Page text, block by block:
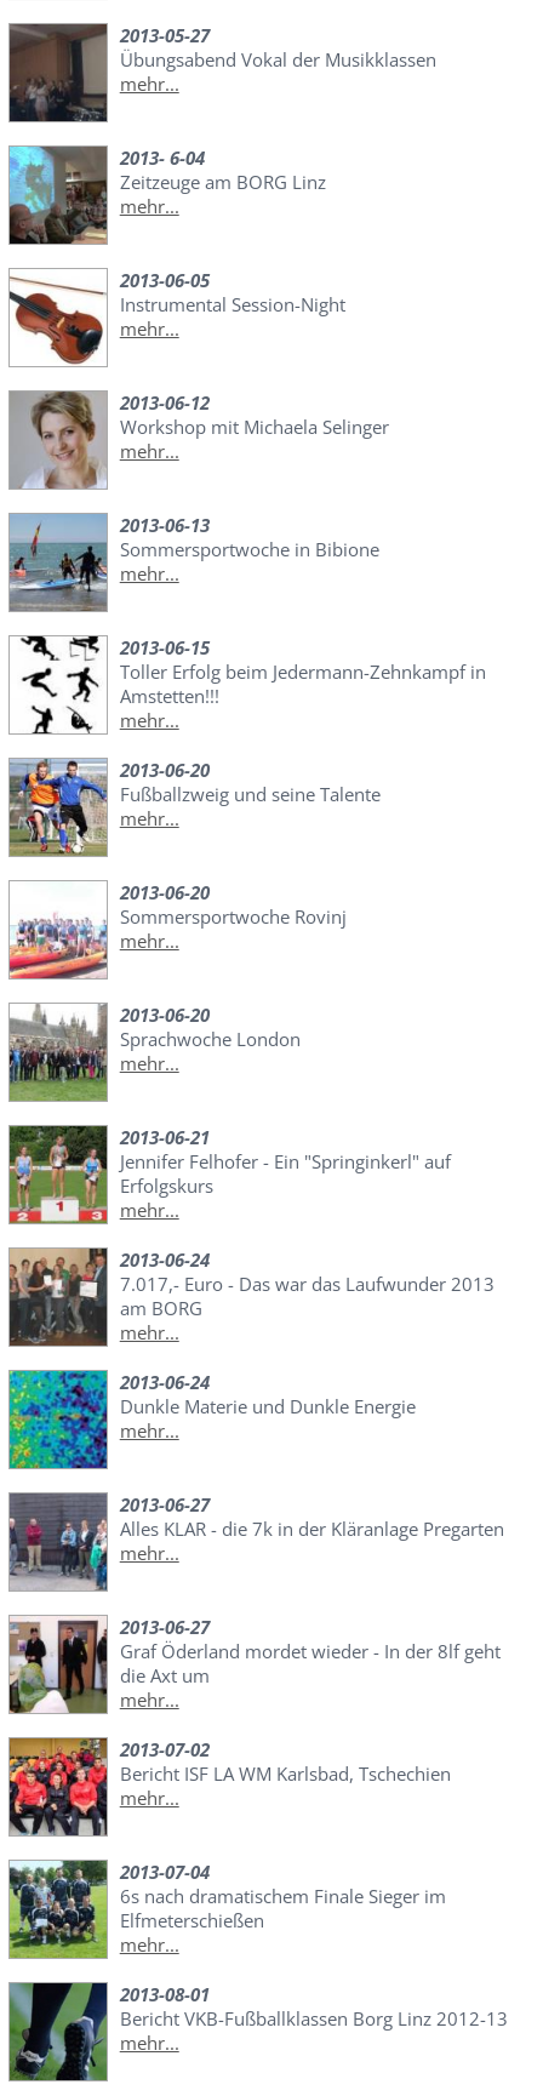
2013-05-27
Übungsabend Vokal der Musikklassen
mehr...
2013- 6-04
Zeitzeuge am BORG Linz
mehr...
2013-06-05
Instrumental Session-Night
mehr...
2013-06-12
Workshop mit Michaela Selinger
mehr...
2013-06-13
Sommersportwoche in Bibione
mehr...
2013-06-15
Toller Erfolg beim Jedermann-Zehnkampf in
Amstetten!!!
mehr...
2013-06-20
Fußballzweig und seine Talente
mehr...
2013-06-20
Sommersportwoche Rovinj
mehr...
2013-06-20
Sprachwoche London
mehr...
2013-06-21
Jennifer Felhofer - Ein "Springinkerl" auf
Erfolgskurs
mehr...
2013-06-24
7.017,- Euro - Das war das Laufwunder 2013
am BORG
mehr...
2013-06-24
Dunkle Materie und Dunkle Energie
mehr...
2013-06-27
Alles KLAR - die 7k in der Kläranlage Pregarten
mehr...
2013-06-27
Graf Öderland mordet wieder - In der 8lf geht
die Axt um
mehr...
2013-07-02
Bericht ISF LA WM Karlsbad, Tschechien
mehr...
2013-07-04
6s nach dramatischem Finale Sieger im
Elfmeterschießen
mehr...
2013-08-01
Bericht VKB-Fußballklassen Borg Linz 2012-13
mehr...